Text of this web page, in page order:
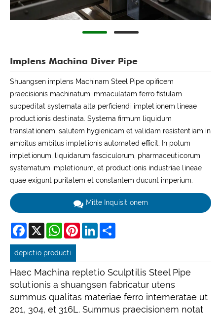
Implens Machina Diver Pipe
Shuangsen implens Machinam Steel Pipe opificem
praecisionis machinatum immaculatam ferro fistulam
suppeditat systemata alta perficiendi impletionem lineae
productionis destinata. Systema firmum liquidum
translationem, salutem hygienicam et validam resistentiam in
ambitus ambitus impletionis automated efficit. In potum
impletionum, liquidarum fasciculorum, pharmaceuticorum
systematum impletionum, et productionis industriae lineae
quae exigunt puritatem et constantem ducunt imperium.
Mitte Inquisitionem
Facebook
X WhatsAppPinterestLinkedIn
depictio producti
Haec Machina repletio Sculptilis Steel Pipe
solutionis a shuangsen fabricatur utens
summus qualitas materiae ferro intemeratae ut
201, 304, et 316L. Summus praecisionem notat